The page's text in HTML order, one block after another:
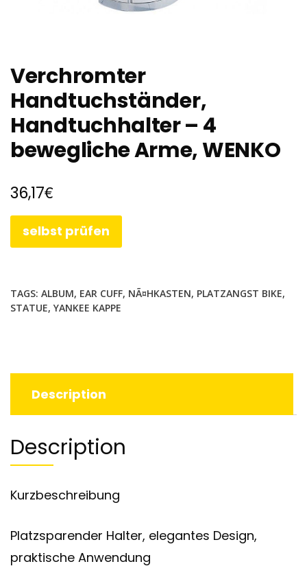
Verchromter
Handtuchständer,
Handtuchhalter – 4
bewegliche Arme, WENKO
36,17€
selbst prüfen
TAGS: ALBUM, EAR CUFF, NÃ¤HKASTEN, PLATZANGST BIKE,
STATUE, YANKEE KAPPE
Description
Description
Kurzbeschreibung
Platzsparender Halter, elegantes Design,
praktische Anwendung